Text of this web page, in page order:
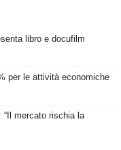
libro e docufilm
per le attività economiche
mercato rischia la